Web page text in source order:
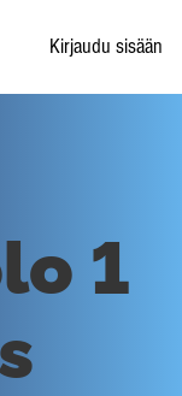
Kirjaudu sisään
1